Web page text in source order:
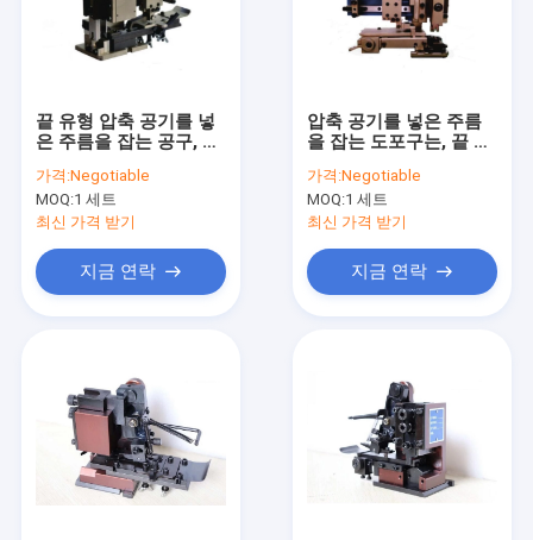
끝 유형 압축 공기를 넣
은 주름을 잡는 공구, 고
공구
가격:Negotiable
MOQ:1 세트
최신 가격 받기
지금 연락
압축 공기를 넣은 주름
을 잡는 도포구는, 끝 도
을 칩니다
가격:Negotiable
MOQ:1 세트
최신 가격 받기
지금 연락